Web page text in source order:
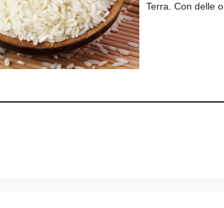
Terra. Con delle